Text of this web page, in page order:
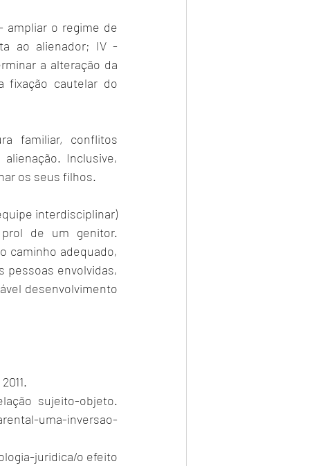
ampliar o regime de
ao alienador; IV -
a alteração da
fixação cautelar do
familiar, conflitos
Inclusive,
os seus filhos.
interdisciplinar)
de um genitor.
caminho adequado,
pessoas envolvidas,
desenvolvimento
sujeito-objeto.
uma-inversao-
juridica/o efeito